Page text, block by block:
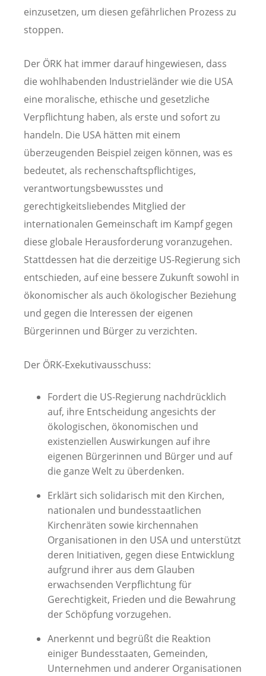
einzusetzen, um diesen gefährlichen Prozess zu
stoppen.
Der ÖRK hat immer darauf hingewiesen, dass
die wohlhabenden Industrieländer wie die USA
eine moralische, ethische und gesetzliche
Verpflichtung haben, als erste und sofort zu
handeln. Die USA hätten mit einem
überzeugenden Beispiel zeigen können, was es
bedeutet, als rechenschaftspflichtiges,
verantwortungsbewusstes und
gerechtigkeitsliebendes Mitglied der
internationalen Gemeinschaft im Kampf gegen
diese globale Herausforderung voranzugehen.
Stattdessen hat die derzeitige US-Regierung sich
entschieden, auf eine bessere Zukunft sowohl in
ökonomischer als auch ökologischer Beziehung
und gegen die Interessen der eigenen
Bürgerinnen und Bürger zu verzichten.
Der ÖRK-Exekutivausschuss:
Fordert die US-Regierung nachdrücklich
auf, ihre Entscheidung angesichts der
ökologischen, ökonomischen und
existenziellen Auswirkungen auf ihre
eigenen Bürgerinnen und Bürger und auf
die ganze Welt zu überdenken.
Erklärt sich solidarisch mit den Kirchen,
nationalen und bundesstaatlichen
Kirchenräten sowie kirchennahen
Organisationen in den USA und unterstützt
deren Initiativen, gegen diese Entwicklung
aufgrund ihrer aus dem Glauben
erwachsenden Verpflichtung für
Gerechtigkeit, Frieden und die Bewahrung
der Schöpfung vorzugehen.
Anerkennt und begrüßt die Reaktion
einiger Bundesstaaten, Gemeinden,
Unternehmen und anderer Organisationen